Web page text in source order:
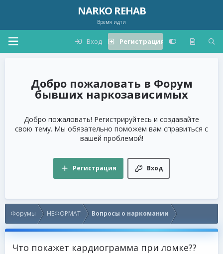
NARKO REHAB
Время идти
Вход Регистрация
Форум
бывших наркозависимых
Добро пожаловать! Регистрируйтесь и создавайте
свою тему. Мы обязательно поможем вам справиться с
вашей проблемой!
Вход
Регистрация
Форумы НЕФОРМАТ Вопросы о наркомании
Что покажет кардиограмма при ломке??